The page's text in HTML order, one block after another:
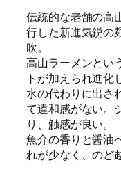
伝統的な老舗の高
行した新進気鋭の
吹。
高山ラーメンとい
トが加えられ進化
水の代わりに出さ
て違和感がない。
り、触感が良い。
魚介の香りと醤油
れが少なく、のど